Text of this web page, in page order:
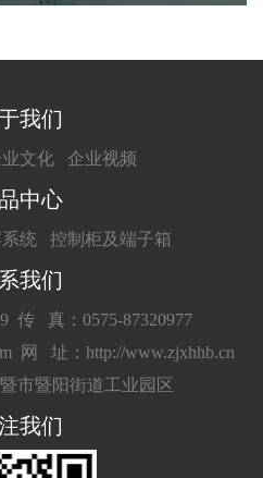
我们
文化 企业视频
中心
统 控制柜及端子箱
我们
传 真：0575-87320977
网 址：http://www.zjxhhb.cn
市暨阳街道工业园区
我们